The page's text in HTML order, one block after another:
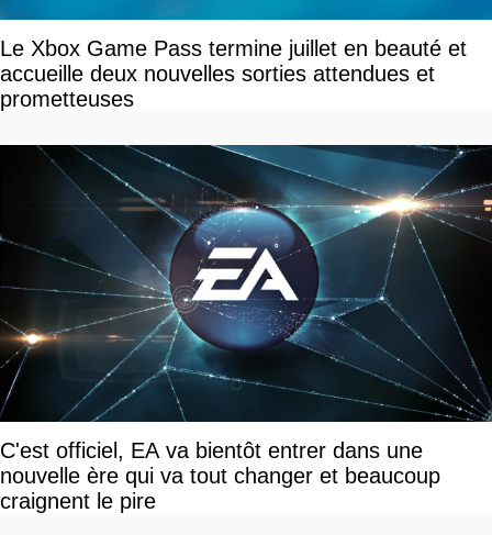
Le Xbox Game Pass termine juillet en beauté et
accueille deux nouvelles sorties attendues et
prometteuses
C'est officiel, EA va bientôt entrer dans une
nouvelle ère qui va tout changer et beaucoup
craignent le pire